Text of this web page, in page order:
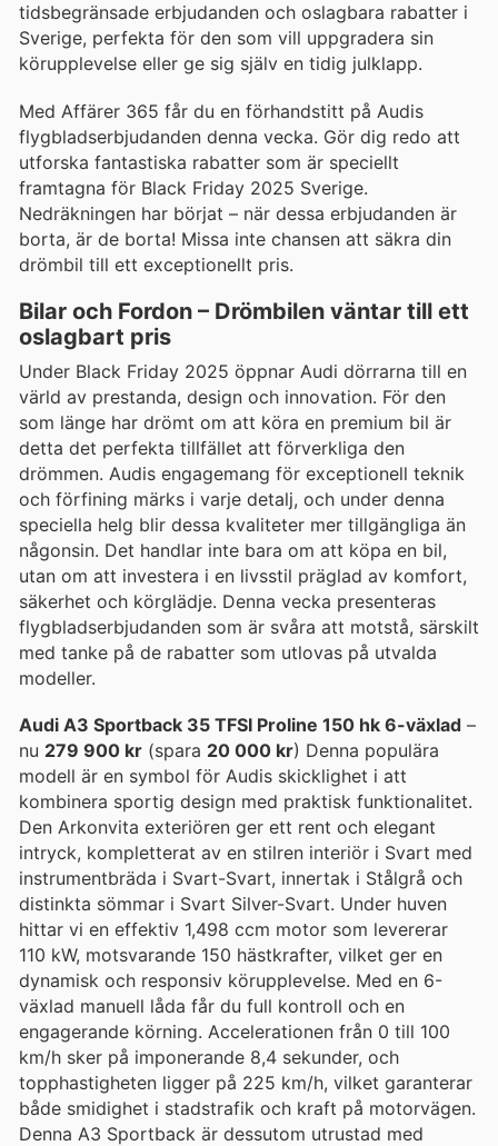
tidsbegränsade erbjudanden och oslagbara rabatter i
Sverige, perfekta för den som vill uppgradera sin
körupplevelse eller ge sig själv en tidig julklapp.
Med Affärer 365 får du en förhandstitt på Audis
flygbladserbjudanden denna vecka. Gör dig redo att
utforska fantastiska rabatter som är speciellt
framtagna för Black Friday 2025 Sverige.
Nedräkningen har börjat – när dessa erbjudanden är
borta, är de borta! Missa inte chansen att säkra din
drömbil till ett exceptionellt pris.
Bilar och Fordon – Drömbilen väntar till ett
oslagbart pris
Under Black Friday 2025 öppnar Audi dörrarna till en
värld av prestanda, design och innovation. För den
som länge har drömt om att köra en premium bil är
detta det perfekta tillfället att förverkliga den
drömmen. Audis engagemang för exceptionell teknik
och förfining märks i varje detalj, och under denna
speciella helg blir dessa kvaliteter mer tillgängliga än
någonsin. Det handlar inte bara om att köpa en bil,
utan om att investera i en livsstil präglad av komfort,
säkerhet och körglädje. Denna vecka presenteras
flygbladserbjudanden som är svåra att motstå, särskilt
med tanke på de rabatter som utlovas på utvalda
modeller.
Audi A3 Sportback 35 TFSI Proline 150 hk 6-växlad –
nu 279 900 kr (spara 20 000 kr) Denna populära
modell är en symbol för Audis skicklighet i att
kombinera sportig design med praktisk funktionalitet.
Den Arkonvita exteriören ger ett rent och elegant
intryck, kompletterat av en stilren interiör i Svart med
instrumentbräda i Svart-Svart, innertak i Stålgrå och
distinkta sömmar i Svart Silver-Svart. Under huven
hittar vi en effektiv 1,498 ccm motor som levererar
110 kW, motsvarande 150 hästkrafter, vilket ger en
dynamisk och responsiv körupplevelse. Med en 6-
växlad manuell låda får du full kontroll och en
engagerande körning. Accelerationen från 0 till 100
km/h sker på imponerande 8,4 sekunder, och
topphastigheten ligger på 225 km/h, vilket garanterar
både smidighet i stadstrafik och kraft på motorvägen.
Denna A3 Sportback är dessutom utrustad med